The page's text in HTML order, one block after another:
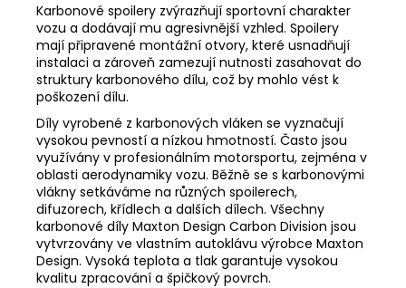
Karbonové spoilery zvýrazňují sportovní charakter
vozu a dodávají mu agresivnější vzhled. Spoilery
mají připravené montážní otvory, které usnadňují
instalaci a zároveň zamezují nutnosti zasahovat do
struktury karbonového dílu, což by mohlo vést k
poškození dílu.
Díly vyrobené z karbonových vláken se vyznačují
vysokou pevností a nízkou hmotností. Často jsou
využívány v profesionálním motorsportu, zejména v
oblasti aerodynamiky vozu. Běžně se s karbonovými
vlákny setkáváme na různých spoilerech,
difuzorech, křídlech a dalších dílech. Všechny
karbonové díly Maxton Design Carbon Division jsou
vytvrzovány ve vlastním autoklávu výrobce Maxton
Design. Vysoká teplota a tlak garantuje vysokou
kvalitu zpracování a špičkový povrch.